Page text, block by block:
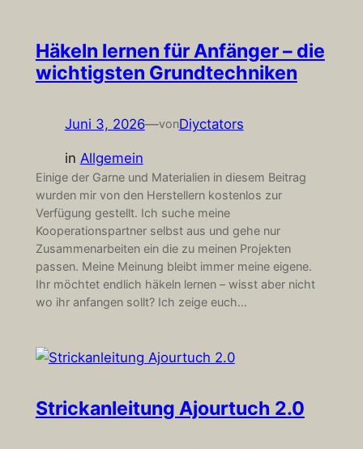
Häkeln lernen für Anfänger – die
wichtigsten Grundtechniken
Juni 3, 2026—vonDiyctators
in Allgemein
Einige der Garne und Materialien in diesem Beitrag
wurden mir von den Herstellern kostenlos zur
Verfügung gestellt. Ich suche meine
Kooperationspartner selbst aus und gehe nur
Zusammenarbeiten ein die zu meinen Projekten
passen. Meine Meinung bleibt immer meine eigene.
Ihr möchtet endlich häkeln lernen – wisst aber nicht
wo ihr anfangen sollt? Ich zeige euch…
Strickanleitung Ajourtuch 2.0